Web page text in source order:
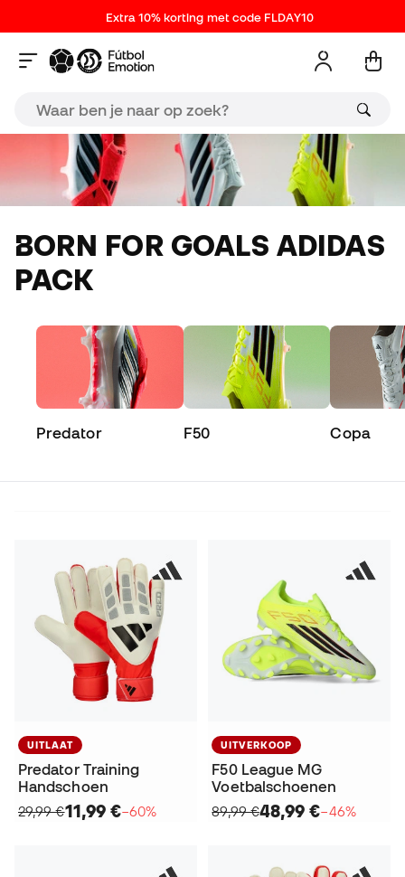
Extra 10% korting met code FLDAY10
BORN FOR GOALS ADIDAS
PACK
Predator F50 Copa
UITLAAT
Predator Training
Handschoen
29,99 €11,99 €−60%
UITVERKOOP
F50 League MG
Voetbalschoenen
89,99 €48,99 €−46%